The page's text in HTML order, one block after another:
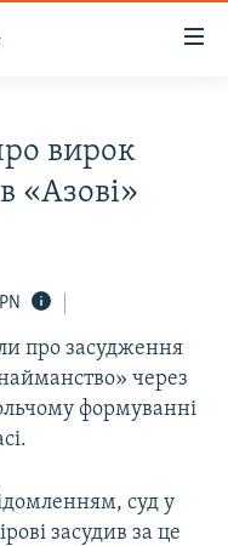
вирок
«Азові»
про засудження
через
формуванні
суд у
засудив за це